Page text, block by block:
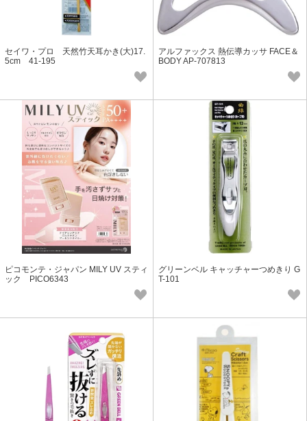
セイワ・プロ 天然竹天耳かき(大)17.
5cm 41-195
アルファックス 熱伝導カッサ FACE＆
BODY AP-707813
ピコモンテ・ジャパン MILY UV スティ
ック PICO6343
グリーンベル キャッチャーつめきり G
T-101